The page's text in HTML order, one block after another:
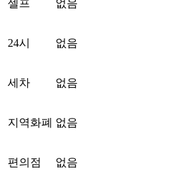
셀프 없음
24시 없음
세차 없음
지역화폐 없음
편의점 없음